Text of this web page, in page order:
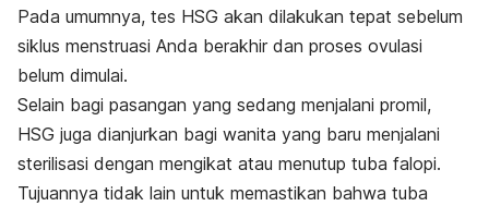
Pada umumnya, tes HSG akan dilakukan tepat sebelum
siklus menstruasi Anda berakhir dan proses ovulasi
belum dimulai.
Selain bagi pasangan yang sedang menjalani promil,
HSG juga dianjurkan bagi wanita yang baru menjalani
sterilisasi dengan mengikat atau menutup tuba falopi.
Tujuannya tidak lain untuk memastikan bahwa tuba